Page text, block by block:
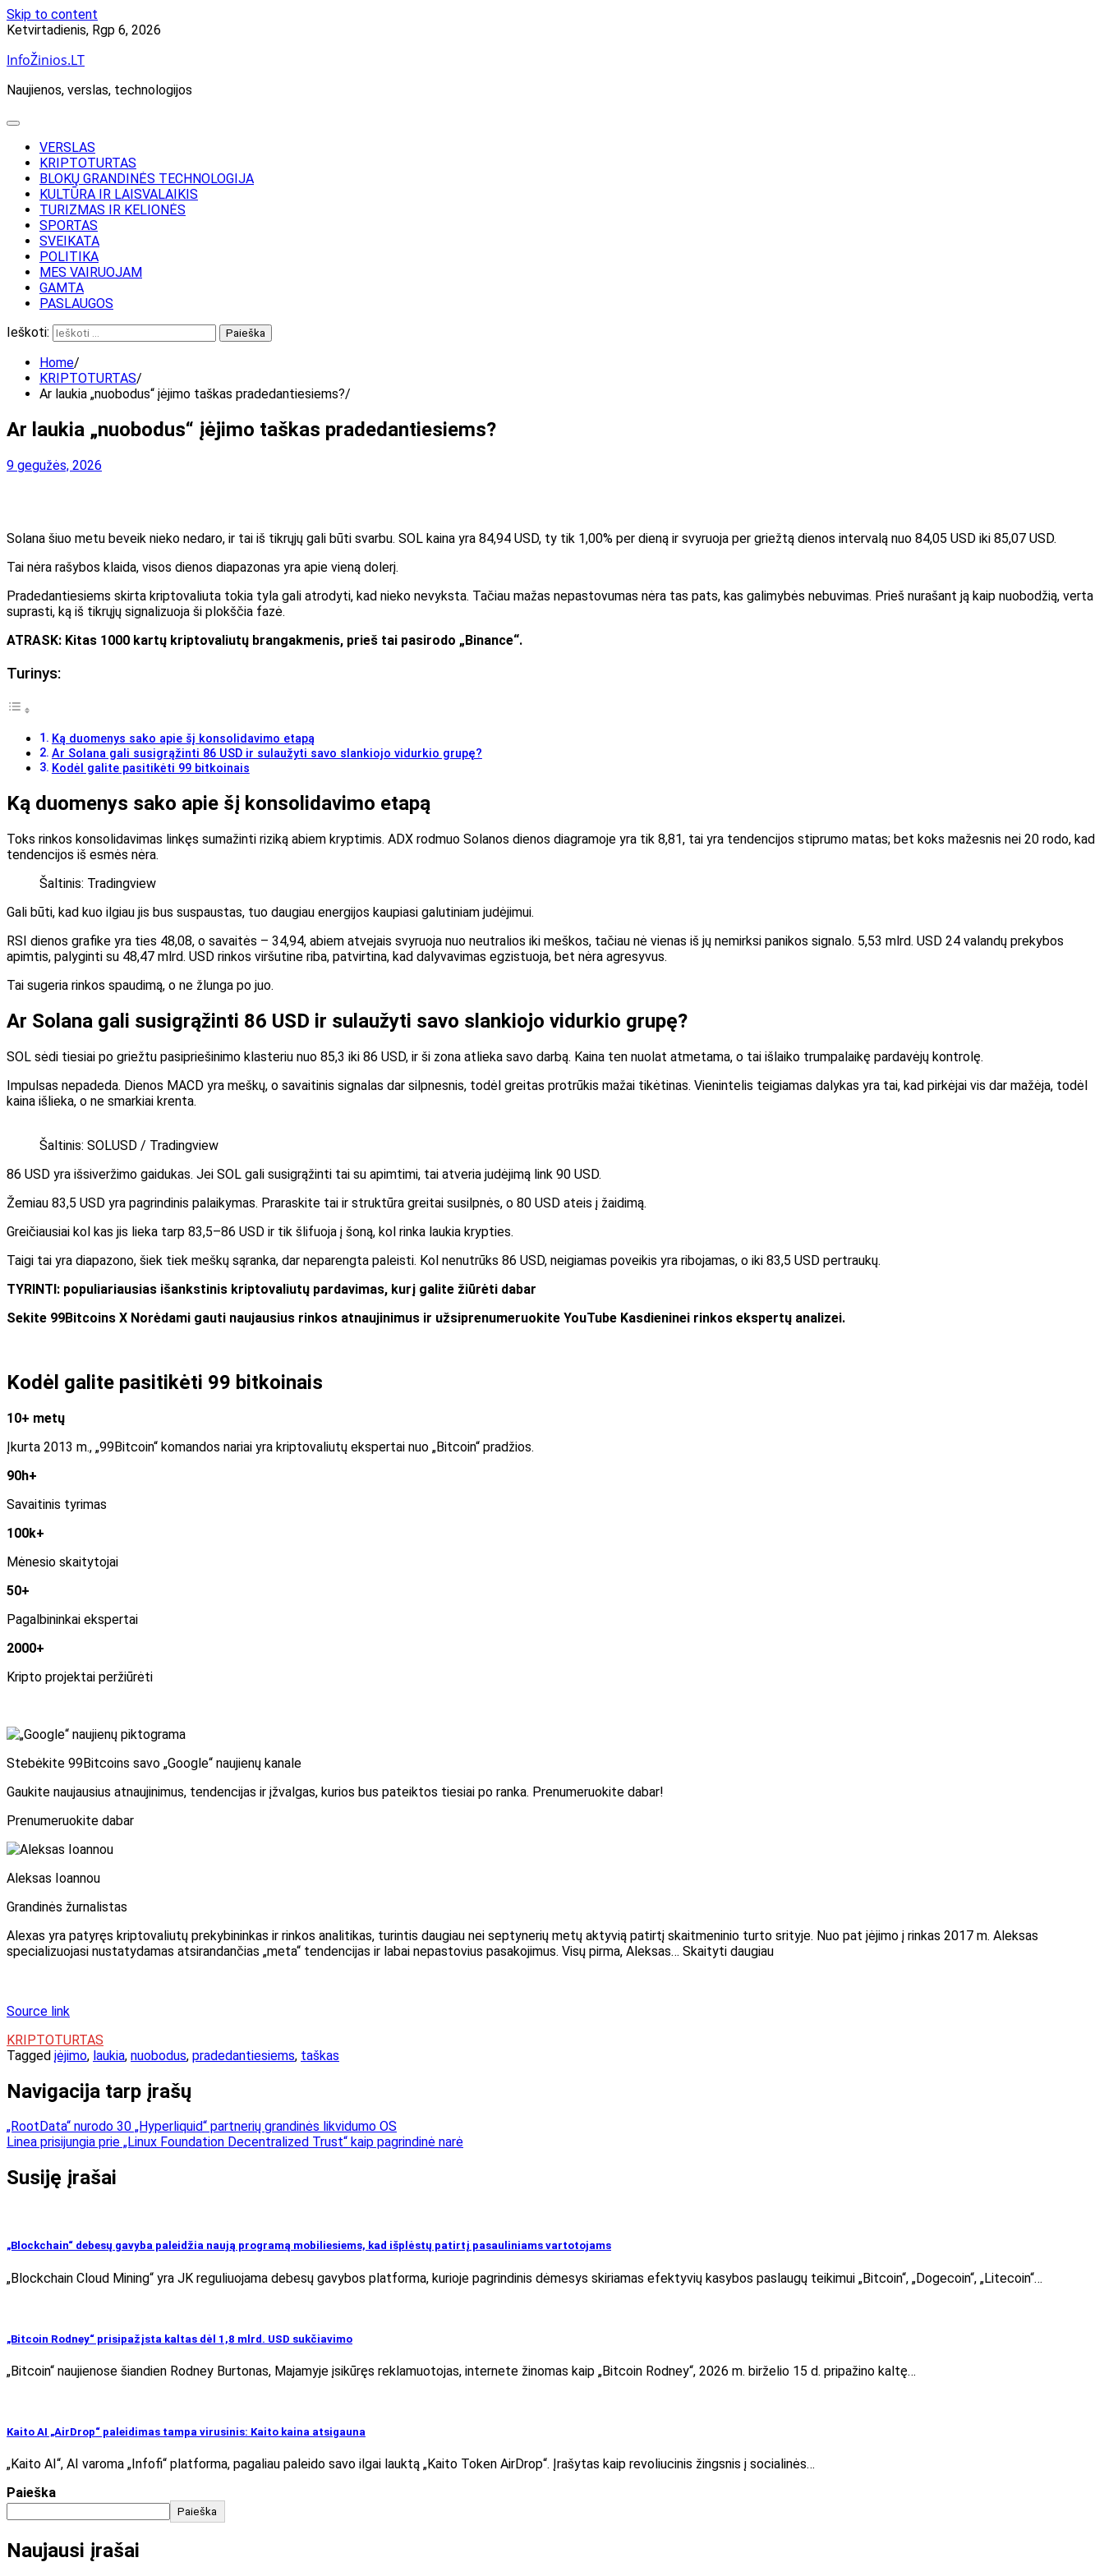
Skip to content
Ketvirtadienis, Rgp 6, 2026
InfoŽinios.LT
Naujienos, verslas, technologijos
VERSLAS
KRIPTOTURTAS
BLOKŲ GRANDINĖS TECHNOLOGIJA
KULTŪRA IR LAISVALAIKIS
TURIZMAS IR KELIONĖS
SPORTAS
SVEIKATA
POLITIKA
MES VAIRUOJAM
GAMTA
PASLAUGOS
Ieškoti:
Home
KRIPTOTURTAS
Ar laukia „nuobodus“ įėjimo taškas pradedantiesiems?
Ar laukia „nuobodus“ įėjimo taškas pradedantiesiems?
9 gegužės, 2026
Solana šiuo metu beveik nieko nedaro, ir tai iš tikrųjų gali būti svarbu. SOL kaina yra 84,94 USD, ty tik 1,00% per dieną ir svyruoja per griežtą dienos intervalą nuo 84,05 USD iki 85,07 USD.
Tai nėra rašybos klaida, visos dienos diapazonas yra apie vieną dolerį.
Pradedantiesiems skirta kriptovaliuta tokia tyla gali atrodyti, kad nieko nevyksta. Tačiau mažas nepastovumas nėra tas pats, kas galimybės nebuvimas. Prieš nurašant ją kaip nuobodžią, verta
suprasti, ką iš tikrųjų signalizuoja ši plokščia fazė.
ATRASK: Kitas 1000 kartų kriptovaliutų brangakmenis, prieš tai pasirodo „Binance“.
Turinys:
Ką duomenys sako apie šį konsolidavimo etapą
Ar Solana gali susigrąžinti 86 USD ir sulaužyti savo slankiojo vidurkio grupę?
Kodėl galite pasitikėti 99 bitkoinais
Ką duomenys sako apie šį konsolidavimo etapą
Toks rinkos konsolidavimas linkęs sumažinti riziką abiem kryptimis. ADX rodmuo Solanos dienos diagramoje yra tik 8,81, tai yra tendencijos stiprumo matas; bet koks mažesnis nei 20 rodo, kad
tendencijos iš esmės nėra.
Šaltinis: Tradingview
Gali būti, kad kuo ilgiau jis bus suspaustas, tuo daugiau energijos kaupiasi galutiniam judėjimui.
RSI dienos grafike yra ties 48,08, o savaitės – 34,94, abiem atvejais svyruoja nuo neutralios iki meškos, tačiau nė vienas iš jų nemirksi panikos signalo. 5,53 mlrd. USD 24 valandų prekybos
apimtis, palyginti su 48,47 mlrd. USD rinkos viršutine riba, patvirtina, kad dalyvavimas egzistuoja, bet nėra agresyvus.
Tai sugeria rinkos spaudimą, o ne žlunga po juo.
Ar Solana gali susigrąžinti 86 USD ir sulaužyti savo slankiojo vidurkio grupę?
SOL sėdi tiesiai po griežtu pasipriešinimo klasteriu nuo 85,3 iki 86 USD, ir ši zona atlieka savo darbą. Kaina ten nuolat atmetama, o tai išlaiko trumpalaikę pardavėjų kontrolę.
Impulsas nepadeda. Dienos MACD yra meškų, o savaitinis signalas dar silpnesnis, todėl greitas protrūkis mažai tikėtinas. Vienintelis teigiamas dalykas yra tai, kad pirkėjai vis dar mažėja, todėl
kaina išlieka, o ne smarkiai krenta.
Šaltinis: SOLUSD / Tradingview
86 USD yra išsiveržimo gaidukas. Jei SOL gali susigrąžinti tai su apimtimi, tai atveria judėjimą link 90 USD.
Žemiau 83,5 USD yra pagrindinis palaikymas. Praraskite tai ir struktūra greitai susilpnės, o 80 USD ateis į žaidimą.
Greičiausiai kol kas jis lieka tarp 83,5–86 USD ir tik šlifuoja į šoną, kol rinka laukia krypties.
Taigi tai yra diapazono, šiek tiek meškų sąranka, dar neparengta paleisti. Kol nenutrūks 86 USD, neigiamas poveikis yra ribojamas, o iki 83,5 USD pertraukų.
TYRINTI: populiariausias išankstinis kriptovaliutų pardavimas, kurį galite žiūrėti dabar
Sekite 99Bitcoins X Norėdami gauti naujausius rinkos atnaujinimus ir užsiprenumeruokite YouTube Kasdieninei rinkos ekspertų analizei.
Kodėl galite pasitikėti 99 bitkoinais
10+ metų
Įkurta 2013 m., „99Bitcoin“ komandos nariai yra kriptovaliutų ekspertai nuo „Bitcoin“ pradžios.
90h+
Savaitinis tyrimas
100k+
Mėnesio skaitytojai
50+
Pagalbininkai ekspertai
2000+
Kripto projektai peržiūrėti
Stebėkite 99Bitcoins savo „Google“ naujienų kanale
Gaukite naujausius atnaujinimus, tendencijas ir įžvalgas, kurios bus pateiktos tiesiai po ranka. Prenumeruokite dabar!
Prenumeruokite dabar
Aleksas Ioannou
Grandinės žurnalistas
Alexas yra patyręs kriptovaliutų prekybininkas ir rinkos analitikas, turintis daugiau nei septynerių metų aktyvią patirtį skaitmeninio turto srityje. Nuo pat įėjimo į rinkas 2017 m. Aleksas
specializuojasi nustatydamas atsirandančias „meta“ tendencijas ir labai nepastovius pasakojimus. Visų pirma, Aleksas… Skaityti daugiau
Source link
KRIPTOTURTAS
Tagged įėjimo, laukia, nuobodus, pradedantiesiems, taškas
Navigacija tarp įrašų
„RootData“ nurodo 30 „Hyperliquid“ partnerių grandinės likvidumo OS
Linea prisijungia prie „Linux Foundation Decentralized Trust“ kaip pagrindinė narė
Susiję įrašai
„Blockchain“ debesų gavyba paleidžia naują programą mobiliesiems, kad išplėstų patirtį pasauliniams vartotojams
„Blockchain Cloud Mining“ yra JK reguliuojama debesų gavybos platforma, kurioje pagrindinis dėmesys skiriamas efektyvių kasybos paslaugų teikimui „Bitcoin“, „Dogecoin“, „Litecoin“…
„Bitcoin Rodney“ prisipažįsta kaltas dėl 1,8 mlrd. USD sukčiavimo
„Bitcoin“ naujienose šiandien Rodney Burtonas, Majamyje įsikūręs reklamuotojas, internete žinomas kaip „Bitcoin Rodney“, 2026 m. birželio 15 d. pripažino kaltę…
Kaito AI „AirDrop“ paleidimas tampa virusinis: Kaito kaina atsigauna
„Kaito AI“, AI varoma „Infofi“ platforma, pagaliau paleido savo ilgai lauktą „Kaito Token AirDrop“. Įrašytas kaip revoliucinis žingsnis į socialinės…
Paieška
Paieška
Naujausi įrašai